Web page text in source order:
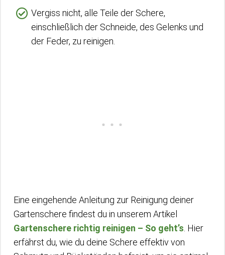
Vergiss nicht, alle Teile der Schere,
einschließlich der Schneide, des Gelenks und
der Feder, zu reinigen.
Eine eingehende Anleitung zur Reinigung deiner
Gartenschere findest du in unserem Artikel
Gartenschere richtig reinigen – So geht’s . Hier
erfährst du, wie du deine Schere effektiv von